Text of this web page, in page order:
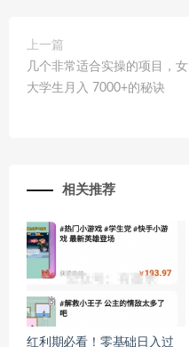
上一篇
几个非常适合实操的项目，女
大学生月入 7000+的秘诀
相关推荐
红利期必看！零基础日入过